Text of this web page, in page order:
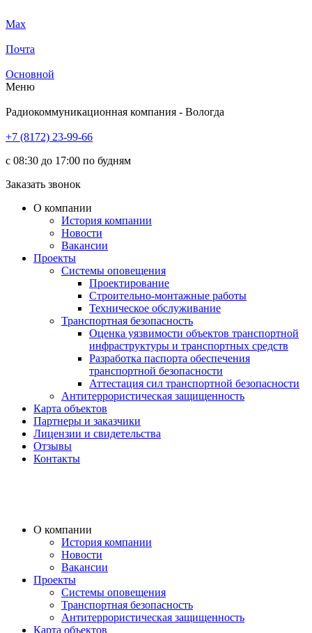
Max
Почта
Основной
Меню
Радиокоммуникационная компания - Вологда
+7 (8172) 23-99-66
с 08:30 до 17:00 по будням
Заказать звонок
О компании
История компании
Новости
Вакансии
Проекты
Системы оповещения
Проектирование
Строительно-монтажные работы
Техническое обслуживание
Транспортная безопасность
Оценка уязвимости объектов транспортной
инфраструктуры и транспортных средств
Разработка паспорта обеспечения
транспортной безопасности
Аттестация сил транспортной безопасности
Антитеррористическая защищенность
Карта объектов
Партнеры и заказчики
Лицензии и свидетельства
Отзывы
Контакты
О компании
История компании
Новости
Вакансии
Проекты
Системы оповещения
Транспортная безопасность
Антитеррористическая защищенность
Карта объектов